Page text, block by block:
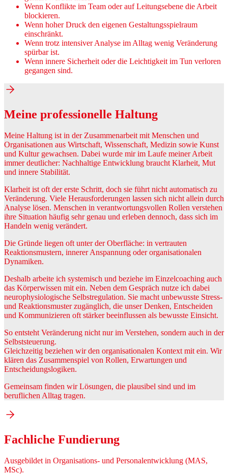
Wenn Konflikte im Team oder auf Leitungsebene die Arbeit
blockieren.
Wenn hoher Druck den eigenen Gestaltungsspielraum
einschränkt.
Wenn trotz intensiver Analyse im Alltag wenig Veränderung
spürbar ist.
Wenn innere Sicherheit oder die Leichtigkeit im Tun verloren
gegangen sind.
Meine professionelle Haltung
Meine Haltung ist in der Zusammenarbeit mit Menschen und
Organisationen aus Wirtschaft, Wissenschaft, Medizin sowie Kunst
und Kultur gewachsen. Dabei wurde mir im Laufe meiner Arbeit
immer deutlicher: Nachhaltige Entwicklung braucht Klarheit, Mut
und innere Stabilität.
Klarheit ist oft der erste Schritt, doch sie führt nicht automatisch zu
Veränderung. Viele Herausforderungen lassen sich nicht allein durch
Analyse lösen. Menschen in verantwortungsvollen Rollen verstehen
ihre Situation häufig sehr genau und erleben dennoch, dass sich im
Handeln wenig verändert.
Die Gründe liegen oft unter der Oberfläche: in vertrauten
Reaktionsmustern, innerer Anspannung oder organisationalen
Dynamiken.
Deshalb arbeite ich systemisch und beziehe im Einzelcoaching auch
das Körperwissen mit ein. Neben dem Gespräch nutze ich dabei
neurophysiologische Selbstregulation. Sie macht unbewusste Stress-
und Reaktionsmuster zugänglich, die unser Denken, Entscheiden
und Kommunizieren oft stärker beeinflussen als bewusste Einsicht.
So entsteht Veränderung nicht nur im Verstehen, sondern auch in der
Selbststeuerung.
Gleichzeitig beziehen wir den organisationalen Kontext mit ein. Wir
klären das Zusammenspiel von Rollen, Erwartungen und
Entscheidungslogiken.
Gemeinsam finden wir Lösungen, die plausibel sind und im
beruflichen Alltag tragen.
Fachliche Fundierung
Ausgebildet in Organisations- und Personalentwicklung (MAS,
MSc).